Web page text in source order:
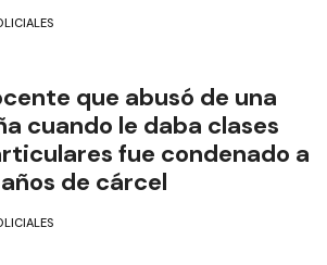
que abusó de una
cuando le daba clases
fue condenado a
años de cárcel